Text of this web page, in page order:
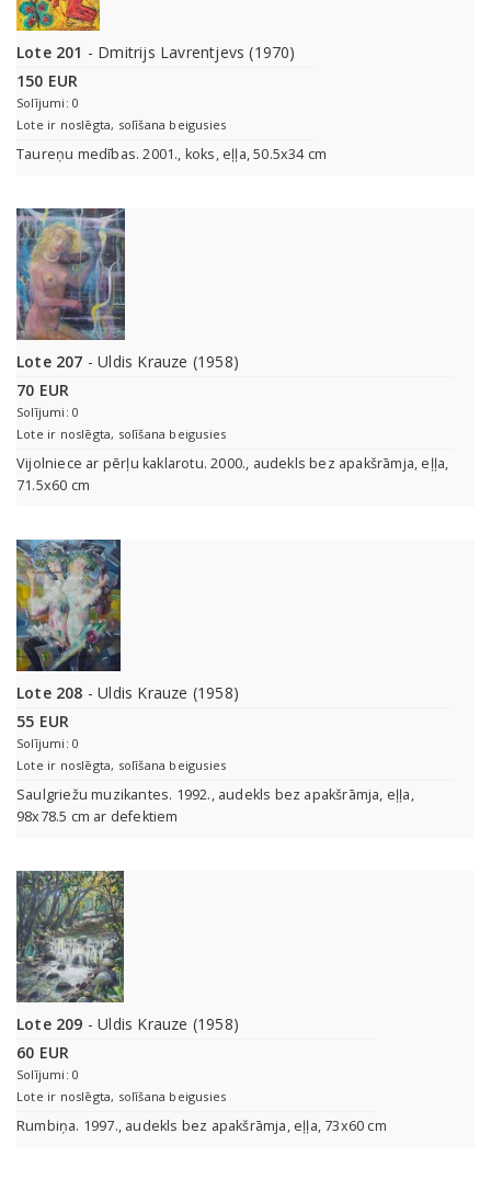
Lote 201 - Dmitrijs Lavrentjevs (1970)
150 EUR
Solījumi: 0
Lote ir noslēgta, solīšana beigusies
Taureņu medības. 2001., koks, eļļa, 50.5x34 cm
Lote 207 - Uldis Krauze (1958)
70 EUR
Solījumi: 0
Lote ir noslēgta, solīšana beigusies
Vijolniece ar pērļu kaklarotu. 2000., audekls bez apakšrāmja, eļļa,
71.5x60 cm
Lote 208 - Uldis Krauze (1958)
55 EUR
Solījumi: 0
Lote ir noslēgta, solīšana beigusies
Saulgriežu muzikantes. 1992., audekls bez apakšrāmja, eļļa,
98x78.5 cm ar defektiem
Lote 209 - Uldis Krauze (1958)
60 EUR
Solījumi: 0
Lote ir noslēgta, solīšana beigusies
Rumbiņa. 1997., audekls bez apakšrāmja, eļļa, 73x60 cm